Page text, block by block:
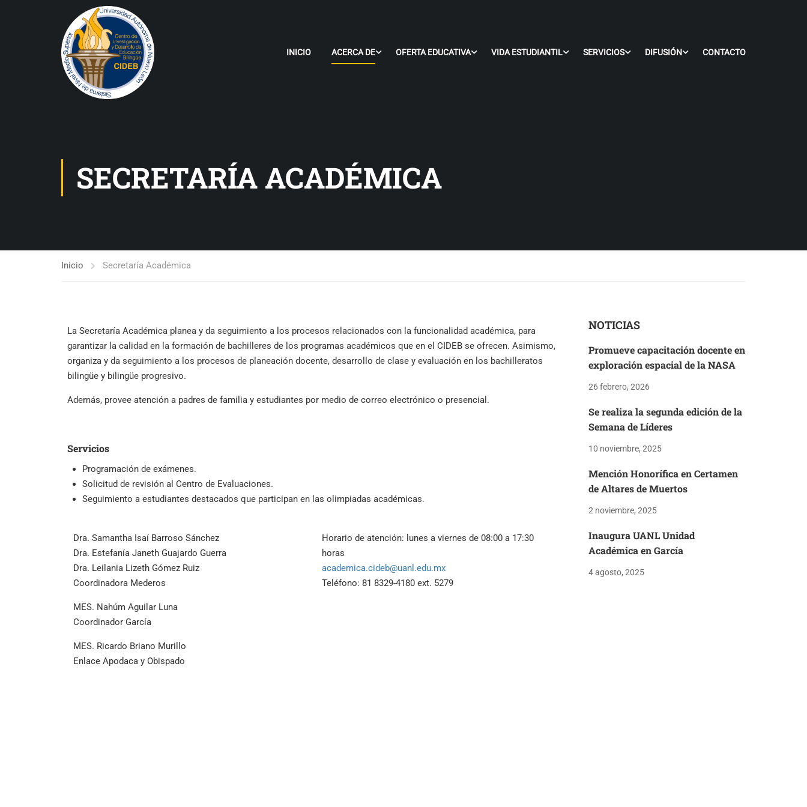
INICIO ACERCA DE OFERTA EDUCATIVA VIDA ESTUDIANTIL SERVICIOS DIFUSIÓN CONTACTO
SECRETARÍA ACADÉMICA
Inicio Secretaría Académica
La Secretaría Académica planea y da seguimiento a los procesos relacionados con la funcionalidad académica, para
garantizar la calidad en la formación de bachilleres de los programas académicos que en el CIDEB se ofrecen. Asimismo,
organiza y da seguimiento a los procesos de planeación docente, desarrollo de clase y evaluación en los bachilleratos
bilingüe y bilingüe progresivo.
Además, provee atención a padres de familia y estudiantes por medio de correo electrónico o presencial.
Servicios
Programación de exámenes.
Solicitud de revisión al Centro de Evaluaciones.
Seguimiento a estudiantes destacados que participan en las olimpiadas académicas.
Dra. Samantha Isaí Barroso Sánchez
Dra. Estefanía Janeth Guajardo Guerra
Dra. Leilania Lizeth Gómez Ruiz
Coordinadora Mederos
MES. Nahúm Aguilar Luna
Coordinador García
MES. Ricardo Briano Murillo
Enlace Apodaca y Obispado
Horario de atención: lunes a viernes de 08:00 a 17:30
horas
academica.cideb@uanl.edu.mx
Teléfono: 81 8329-4180 ext. 5279
NOTICIAS
Promueve capacitación docente en
exploración espacial de la NASA
26 febrero, 2026
Se realiza la segunda edición de la
Semana de Líderes
10 noviembre, 2025
Mención Honorífica en Certamen
de Altares de Muertos
2 noviembre, 2025
Inaugura UANL Unidad
Académica en García
4 agosto, 2025